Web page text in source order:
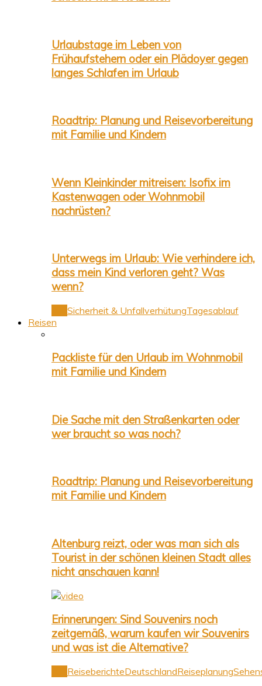
Urlaubstage im Leben von
Frühaufstehern oder ein Plädoyer gegen
langes Schlafen im Urlaub
Roadtrip: Planung und Reisevorbereitung
mit Familie und Kindern
Wenn Kleinkinder mitreisen: Isofix im
Kastenwagen oder Wohnmobil
nachrüsten?
Unterwegs im Urlaub: Wie verhindere ich,
dass mein Kind verloren geht? Was
wenn?
Sicherheit & UnfallverhütungTagesablauf
Reisen
Packliste für den Urlaub im Wohnmobil
mit Familie und Kindern
Die Sache mit den Straßenkarten oder
wer braucht so was noch?
Roadtrip: Planung und Reisevorbereitung
mit Familie und Kindern
Altenburg reizt, oder was man sich als
Tourist in der schönen kleinen Stadt alles
nicht anschauen kann!
Erinnerungen: Sind Souvenirs noch
zeitgemäß, warum kaufen wir Souvenirs
und was ist die Alternative?
ReiseberichteDeutschlandReiseplanung